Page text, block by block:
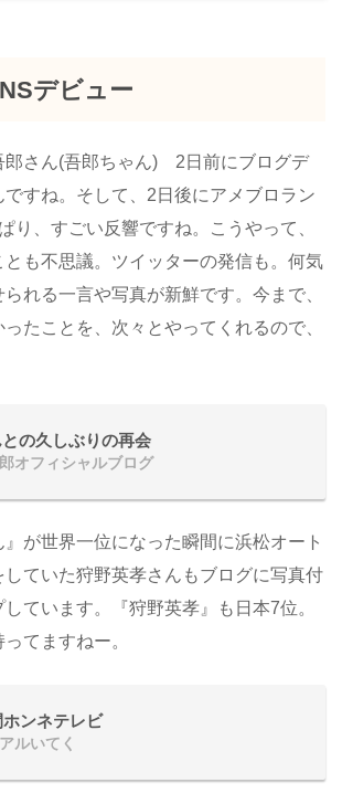
デビュー
郎さん(吾郎ちゃん) 2日前にブログデ
ですね。そして、2日後にアメブロラン
り、すごい反響ですね。こうやって、
も不思議。ツイッターの発信も。何気
れる一言や写真が新鮮です。今まで、
たことを、次々とやってくれるので、
の久しぶりの再会
オフィシャルブログ
が世界一位になった瞬間に浜松オート
していた狩野英孝さんもブログに写真付
ています。『狩野英孝』も日本7位。
てますねー。
ンネテレビ
ルいてく